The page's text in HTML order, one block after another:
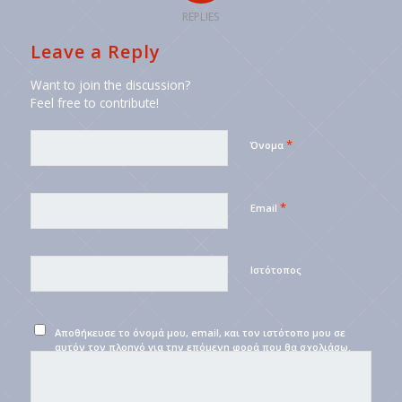
REPLIES
Leave a Reply
Want to join the discussion?
Feel free to contribute!
Όνομα *
Email *
Ιστότοπος
Αποθήκευσε το όνομά μου, email, και τον ιστότοπο μου σε
αυτόν τον πλοηγό για την επόμενη φορά που θα σχολιάσω.